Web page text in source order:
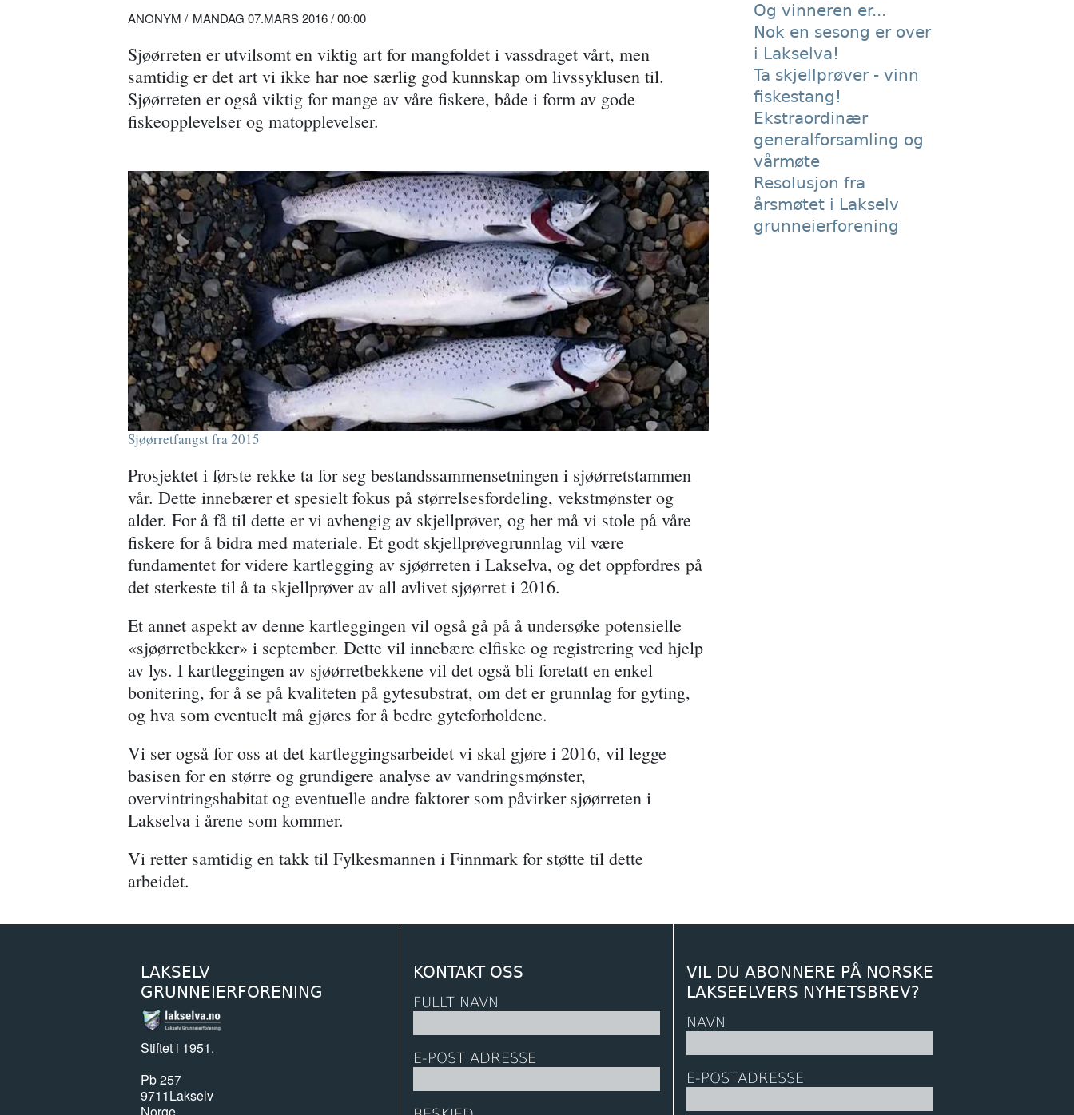
ANONYM MANDAG 07.MARS 2016 / 00:00
Sjøørreten er utvilsomt en viktig art for mangfoldet i vassdraget vårt, men
samtidig er det art vi ikke har noe særlig god kunnskap om livssyklusen til.
Sjøørreten er også viktig for mange av våre fiskere, både i form av gode
fiskeopplevelser og matopplevelser.
Sjøørretfangst fra 2015
Prosjektet i første rekke ta for seg bestandssammensetningen i sjøørretstammen
vår. Dette innebærer et spesielt fokus på størrelsesfordeling, vekstmønster og
alder. For å få til dette er vi avhengig av skjellprøver, og her må vi stole på våre
fiskere for å bidra med materiale. Et godt skjellprøvegrunnlag vil være
fundamentet for videre kartlegging av sjøørreten i Lakselva, og det oppfordres på
det sterkeste til å ta skjellprøver av all avlivet sjøørret i 2016.
Et annet aspekt av denne kartleggingen vil også gå på å undersøke potensielle
«sjøørretbekker» i september. Dette vil innebære elfiske og registrering ved hjelp
av lys. I kartleggingen av sjøørretbekkene vil det også bli foretatt en enkel
bonitering, for å se på kvaliteten på gytesubstrat, om det er grunnlag for gyting,
og hva som eventuelt må gjøres for å bedre gyteforholdene.
Vi ser også for oss at det kartleggingsarbeidet vi skal gjøre i 2016, vil legge
basisen for en større og grundigere analyse av vandringsmønster,
overvintringshabitat og eventuelle andre faktorer som påvirker sjøørreten i
Lakselva i årene som kommer.
Vi retter samtidig en takk til Fylkesmannen i Finnmark for støtte til dette
arbeidet.
Og vinneren er...
Nok en sesong er over
i Lakselva!
Ta skjellprøver - vinn
fiskestang!
Ekstraordinær
generalforsamling og
vårmøte
Resolusjon fra
årsmøtet i Lakselv
grunneierforening
LAKSELV
GRUNNEIERFORENING
Stiftet i 1951.
Pb 257
9711Lakselv
KONTAKT OSS
FULLT NAVN
E-POST ADRESSE
VIL DU ABONNERE PÅ NORSKE
LAKSEELVERS NYHETSBREV?
NAVN
E-POSTADRESSE